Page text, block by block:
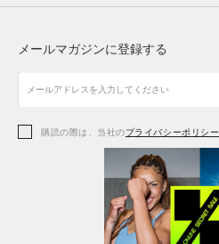
アクセサリー
アクセサリー
シューズ
アクセサリー
レギンス＆タイツ
シューズ
メールマガジンに登録する
購読の際は、当社のプライバシーポリシー